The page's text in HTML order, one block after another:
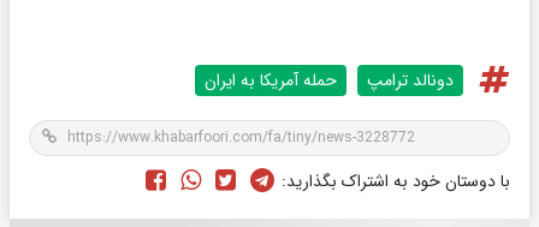
دونالد ترامپ حمله آمریکا به ایران
با دوستان خود به اشتراک بگذارید: